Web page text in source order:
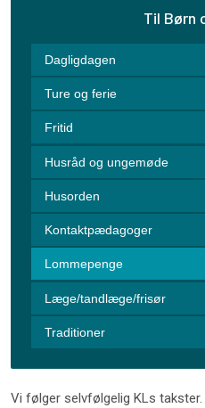
Til Børn
Dagligdagen
Ture og ferie
Fritid
Husråd og ungemøde
Husorden
Kontaktpædagoger
Lommepenge
Læge/tandlæge/frisør
Traditioner
Vi følger selvfølgelig KLs